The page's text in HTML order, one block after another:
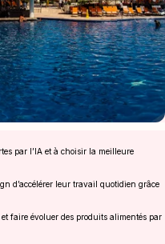
par l’IA et à choisir la meilleure
d’accélérer leur travail quotidien grâce
faire évoluer des produits alimentés par